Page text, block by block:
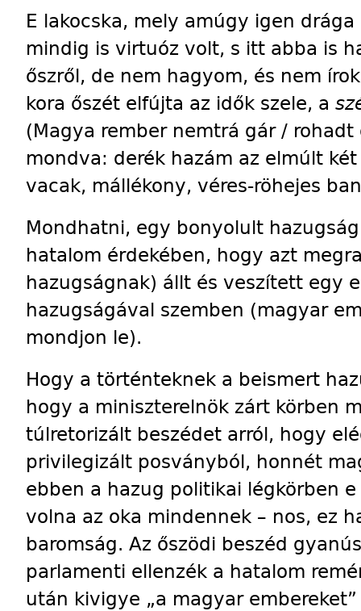
E lakocska, mely amúgy igen
mindig is virtuóz volt, s itt abba is
őszről, de nem hagyom, és nem
kora őszét elfújta az idők szele, a
(Magya rember nemtrá gár /
mondva: derék hazám az elmúlt
vacak, mállékony, véres-röhejes
Mondhatni, egy bonyolult
hatalom érdekében, hogy azt
hazugságnak) állt és veszített egy
hazugságával szemben (magyar
mondjon le).
Hogy a történteknek a beismert
hogy a miniszterelnök zárt körben
túlretorizált beszédet arról, hogy
privilegizált posványból, honnét
ebben a hazug politikai légkörben
volna az oka mindennek – nos, ez
baromság. Az őszödi beszéd
parlamenti ellenzék a hatalom
után kivigye „a magyar